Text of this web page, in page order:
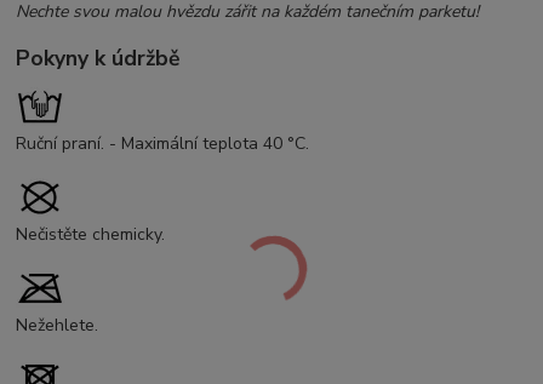
Nechte svou malou hvězdu zářit na každém tanečním parketu!
Pokyny k údržbě
Ruční praní. - Maximální teplota 40 °C.
Nečistěte chemicky.
Nežehlete.